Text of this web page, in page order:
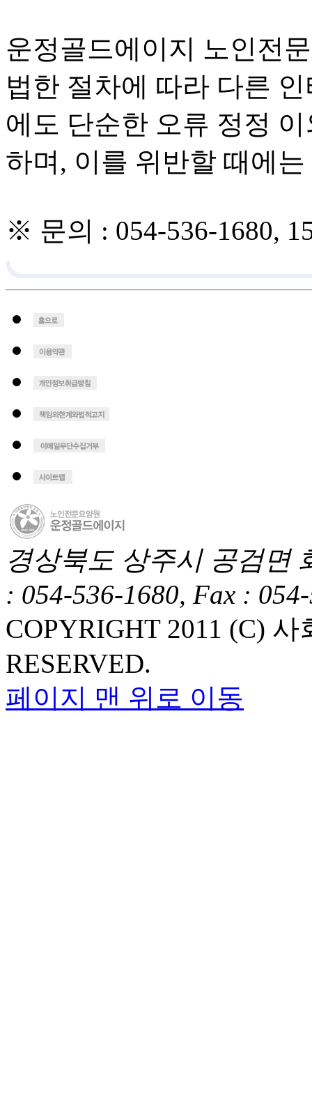
운정골드에이지 노인전
법한 절차에 따라 다른
에도 단순한 오류 정정
하며, 이를 위반할 때에
※ 문의 : 054-536-1680,
경상북도 상주시 공검면
: 054-536-1680, Fax :
COPYRIGHT 2011 (C)
RESERVED.
페이지 맨 위로 이동